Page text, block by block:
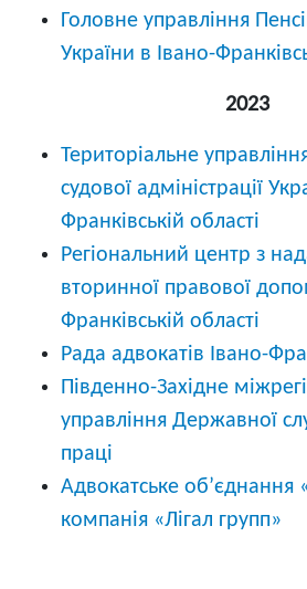
Головне управління
України в Івано-
2023
Територіальне
судової адміністрації
Франківській області
Регіональний центр з
вторинної правової
Франківській області
Рада адвокатів Івано-
Південно-Західне
управління Державної
праці
Адвокатське
компанія «Лігал групп»